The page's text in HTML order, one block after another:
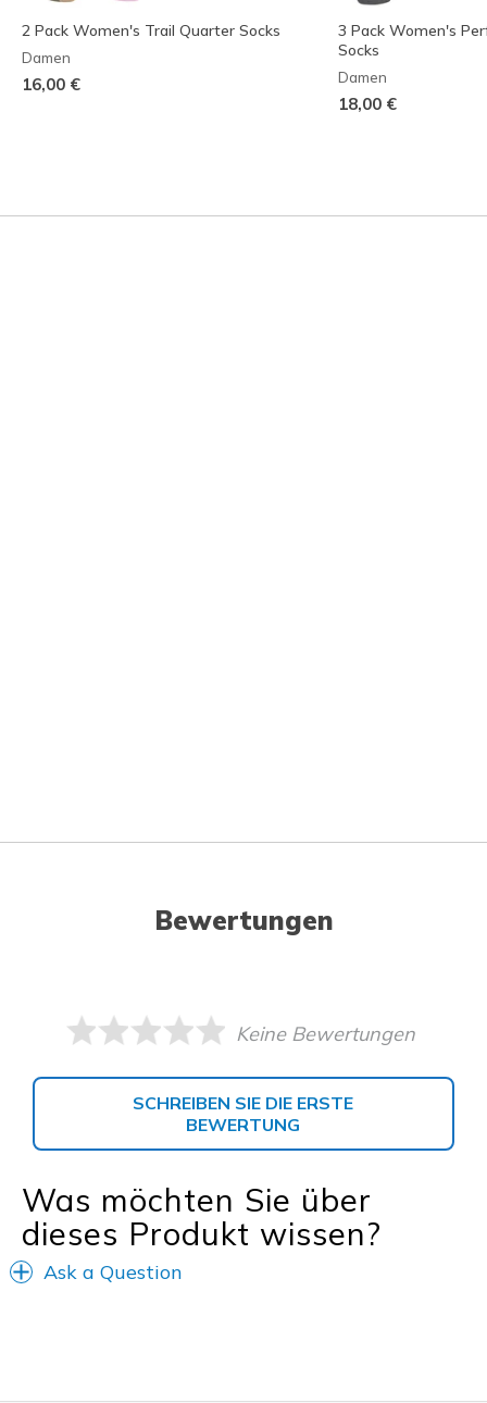
2 Pack Women's Trail Quarter Socks
Damen
16,00 €
3 Pack Women's
Socks
Damen
18,00 €
Bewertungen
Keine Bewertungen
SCHREIBEN SIE DIE ERSTE
BEWERTUNG
Was möchten Sie über
dieses Produkt wissen?
Ask a Question